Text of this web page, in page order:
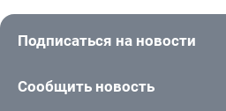
Подписаться на новости
Сообщить новость